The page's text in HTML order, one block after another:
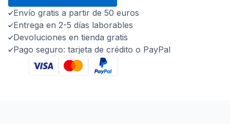
Envío gratis a partir de 50 euros
Entrega en 2-5 días laborables
Devoluciones en tienda gratis
Pago seguro: tarjeta de crédito o PayPal